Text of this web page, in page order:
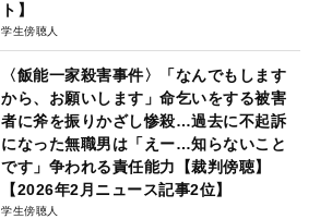
ト】
学生傍聴人
〈飯能一家殺害事件〉「なんでもします
から、お願いします」命乞いをする被害
者に斧を振りかざし惨殺…過去に不起訴
になった無職男は「えー…知らないこと
です」争われる責任能力【裁判傍聴】
【2026年2月ニュース記事2位】
学生傍聴人